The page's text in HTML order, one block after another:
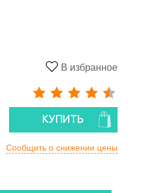
В избранное
КУПИТЬ
Сообщить о снижении цены